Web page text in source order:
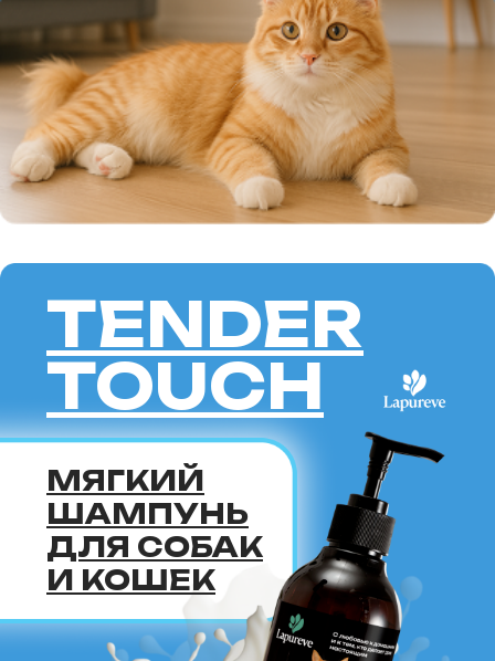
КАРЕЛЬСКИЙ
кто ищет спокойного,
независимого и преданного
питомца. Эта порода подойдёт
как семьям с детьми,
так и одиноким людям,
ценящим уют и гармонию.
Если вы хотите завести
северного красавца с коротким
хвостом, карельский бобтейл
станет вашим верным другом
на долгие годы.